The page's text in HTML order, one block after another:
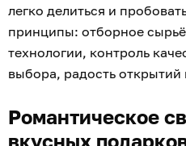
легко делиться и
принципы: отборное
технологии, контроль
выбора, радость открытий
Романтическое
вкусных